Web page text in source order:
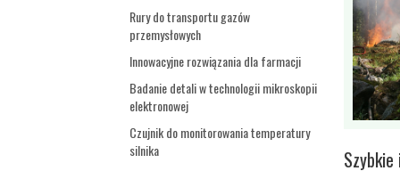
Rury do transportu gazów
przemysłowych
Innowacyjne rozwiązania dla farmacji
Badanie detali w technologii mikroskopii
elektronowej
Czujnik do monitorowania temperatury
silnika